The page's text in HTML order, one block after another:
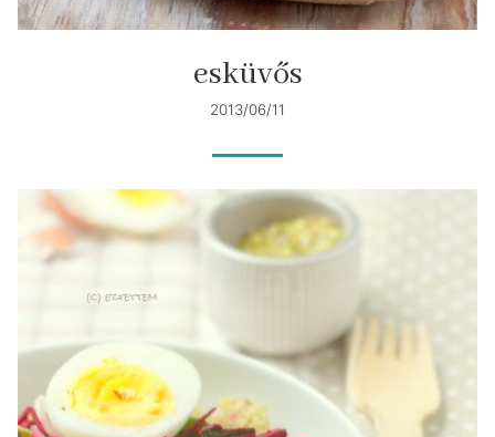
esküvős
2013/06/11